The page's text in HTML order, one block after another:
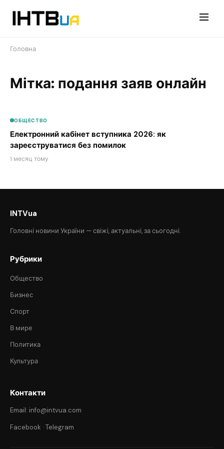
Головна
Мітка: подання заяв онлайн
ОБЩЕСТВО
Електронний кабінет вступника 2026: як
зареєструватися без помилок
1 месяц тому
INTVua
Головні новини України — свіжі, актуальні, за сьогодні.
Рубрики
Общество
Бизнес
Спорт
В мире
Политика
Культура
Контакти
Email: info@intvua.com
Facebook · Telegram